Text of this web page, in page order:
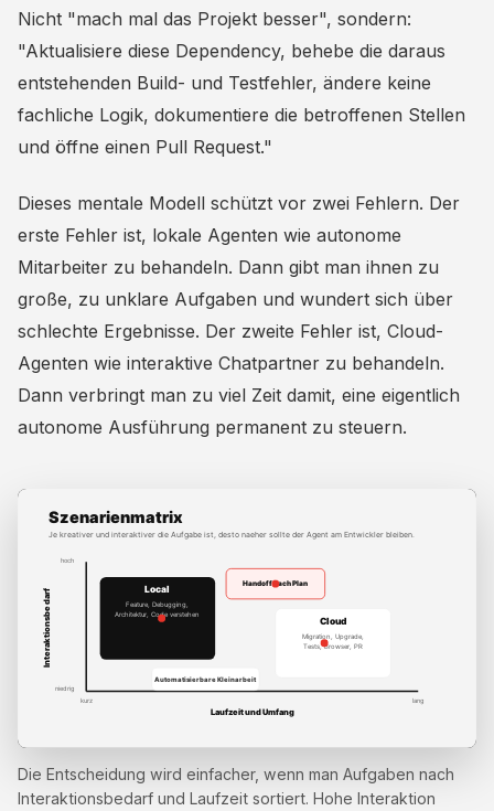
Nicht "mach mal das Projekt besser", sondern:
"Aktualisiere diese Dependency, behebe die daraus
entstehenden Build- und Testfehler, ändere keine
fachliche Logik, dokumentiere die betroffenen Stellen
und öffne einen Pull Request."
Dieses mentale Modell schützt vor zwei Fehlern. Der
erste Fehler ist, lokale Agenten wie autonome
Mitarbeiter zu behandeln. Dann gibt man ihnen zu
große, zu unklare Aufgaben und wundert sich über
schlechte Ergebnisse. Der zweite Fehler ist, Cloud-
Agenten wie interaktive Chatpartner zu behandeln.
Dann verbringt man zu viel Zeit damit, eine eigentlich
autonome Ausführung permanent zu steuern.
Die Entscheidung wird einfacher, wenn man Aufgaben nach
Interaktionsbedarf und Laufzeit sortiert. Hohe Interaktion